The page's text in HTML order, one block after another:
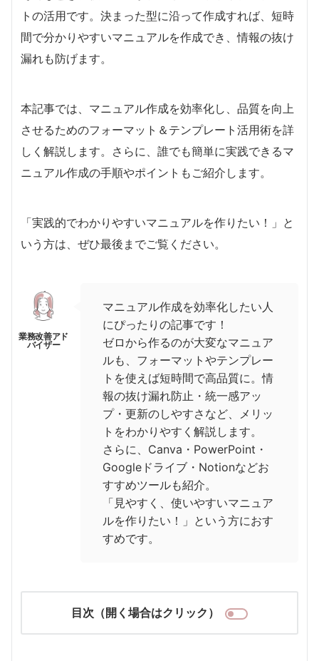
トの活用です。決まった型に沿って作成すれば、短時
間で分かりやすいマニュアルを作成でき、情報の抜け
漏れも防げます。
本記事では、マニュアル作成を効率化し、品質を向上
させるためのフォーマット＆テンプレート活用術を詳
しく解説します。さらに、誰でも簡単に実践できるマ
ニュアル作成の手順やポイントもご紹介します。
「実践的でわかりやすいマニュアルを作りたい！」と
いう方は、ぜひ最後までご覧ください。
マニュアル作成を効率化したい人
にぴったりの記事です！
ゼロから作るのが大変なマニュア
ルも、フォーマットやテンプレー
トを使えば短時間で高品質に。情
報の抜け漏れ防止・統一感アッ
プ・更新のしやすさなど、メリッ
トをわかりやすく解説します。
さらに、Canva・PowerPoint・
Googleドライブ・Notionなどお
すすめツールも紹介。
「見やすく、使いやすいマニュア
ルを作りたい！」という方におす
すめです。
目次（開く場合はクリック）